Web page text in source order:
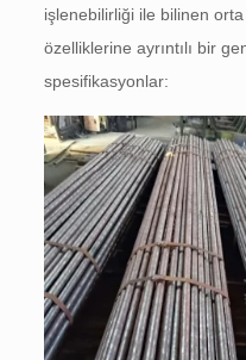
işlenebilirliği ile bilinen
özelliklerine ayrıntılı bir
spesifikasyonlar: